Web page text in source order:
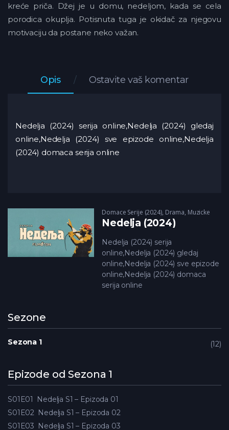
kreće priča. Džej je u domu, nedeljom, kada se cela
porodica okuplja. Potisnuta tuga je okidač za njegovu
motivaciju da postane neko važan.
Opis Ostavite vaš komentar
Nedelja (2024) serija online,Nedelja (2024) gledaj
online,Nedelja (2024) sve epizode online,Nedelja
(2024) domaca serija online
Domace Serije (2024), Drama, Muzicke
Nedelja (2024)
Nedelja (2024) serija
online,Nedelja (2024) gledaj
online,Nedelja (2024) sve epizode
online,Nedelja (2024) domaca
serija online
Sezone
Sezona 1 12
Epizode od Sezona 1
S01E01
Nedelja S1 – Epizoda 01
S01E02 Nedelja S1 – Epizoda 02
S01E03 Nedelja S1 – Epizoda 03